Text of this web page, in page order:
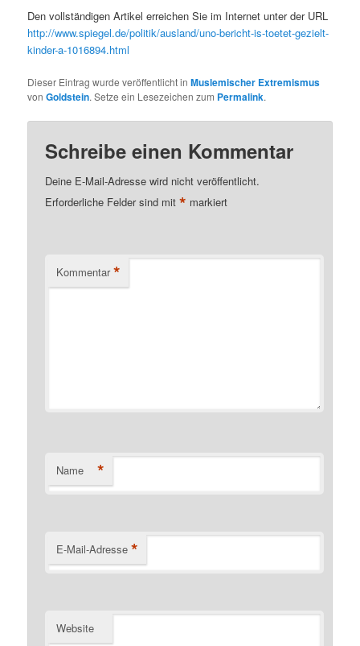
Den vollständigen Artikel erreichen Sie im Internet unter der URL
http://www.spiegel.de/politik/ausland/uno-bericht-is-toetet-gezielt-
kinder-a-1016894.html
Dieser Eintrag wurde veröffentlicht inMuslemischer Extremismus
vonGoldstein. Setze ein Lesezeichen zum Permalink.
Schreibe einen Kommentar
Deine E-Mail-Adresse wird nicht veröffentlicht.
Erforderliche Felder sind mit* markiert
Kommentar *
Name *
E-Mail-Adresse *
Website